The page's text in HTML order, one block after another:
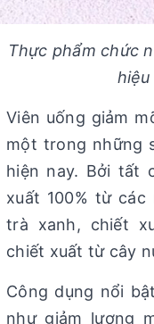
Thực phẩm chức
hiệu
Viên uống giảm
một trong những
hiện nay. Bởi tất
xuất 100% từ
trà xanh, chiết
chiết xuất từ cây
Công dụng nổi
như giảm lượng